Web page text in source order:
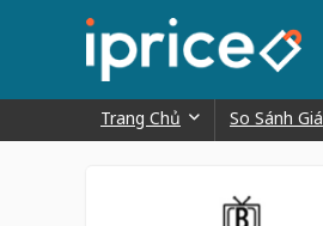
Trang Chủ So Sánh Giá